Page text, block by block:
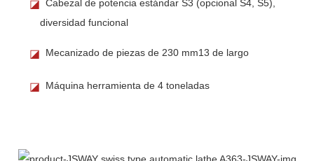
◪ Cabezal de potencia estándar S3 (opcional S4, S5),
diversidad funcional
◪ Mecanizado de piezas de 230 mm13 de largo
◪ Máquina herramienta de 4 toneladas